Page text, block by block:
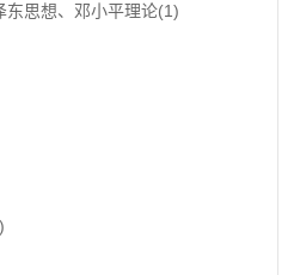
东思想、邓小平理论(1)